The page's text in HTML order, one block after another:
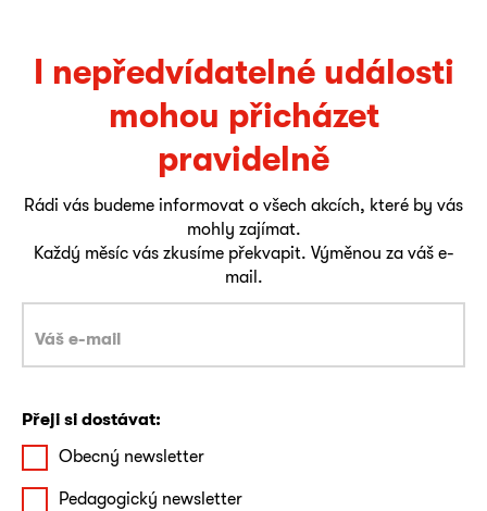
I nepředvídatelné události
mohou přicházet
pravidelně
Rádi vás budeme informovat o všech akcích, které by vás
mohly zajímat.
Každý měsíc vás zkusíme překvapit. Výměnou za váš e-
mail.
Přeji si dostávat:
Obecný newsletter
Pedagogický newsletter